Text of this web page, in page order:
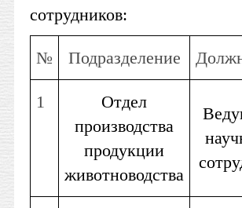
сотрудников:
№ Подразделение
1
Отдел
производства
продукции
животноводства